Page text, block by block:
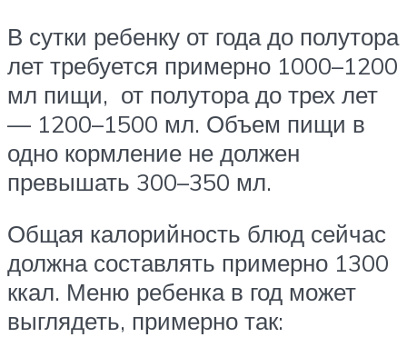
В сутки ребенку от года до полутора
лет требуется примерно 1000–1200
мл пищи, от полутора до трех лет
— 1200–1500 мл. Объем пищи в
одно кормление не должен
превышать 300–350 мл.
Общая калорийность блюд сейчас
должна составлять примерно 1300
ккал. Меню ребенка в год может
выглядеть, примерно так: